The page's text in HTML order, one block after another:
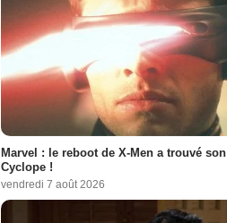
Marvel : le reboot de X-Men a trouvé son
Cyclope !
vendredi 7 août 2026